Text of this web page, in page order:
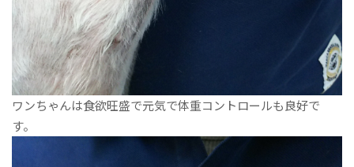
ワンちゃんは食欲旺盛で元気で体重コントロールも良好で
す。